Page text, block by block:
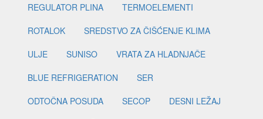
REGULATOR PLINA
TERMOELEMENTI
ROTALOK
SREDSTVO ZA ČIŠĆENJE KLIMA
ULJE
SUNISO
VRATA ZA HLADNJAČE
BLUE REFRIGERATION
SER
ODTOČNA POSUDA
SECOP
DESNI LEŽAJ